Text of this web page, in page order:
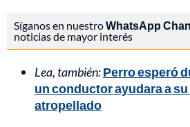
Síganos en nuestroWhatsApp
noticias de mayor interés
Lea, también:Perro esperó
un conductor ayudara a
atropellado